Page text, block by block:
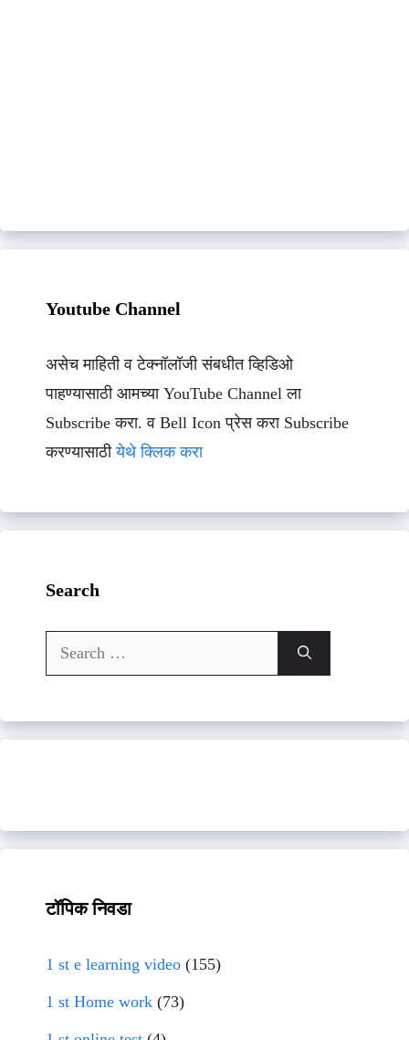
Youtube Channel
असेच माहिती व टेक्नॉलॉजी संबधीत व्हिडिओ
पाहण्यासाठी आमच्या YouTube Channel ला
Subscribe करा. व Bell Icon प्रेस करा Subscribe
करण्यासाठीयेथे क्लिक करा
Search
Search
for:
टॉपिक निवडा
1 st e learning video (155)
1 st Home work (73)